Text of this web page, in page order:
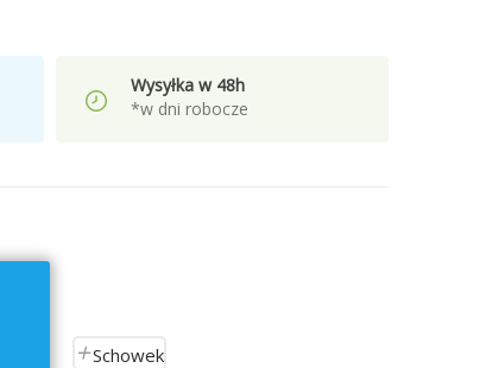
Wysyłka w 48h
*w dni robocze
Schowek